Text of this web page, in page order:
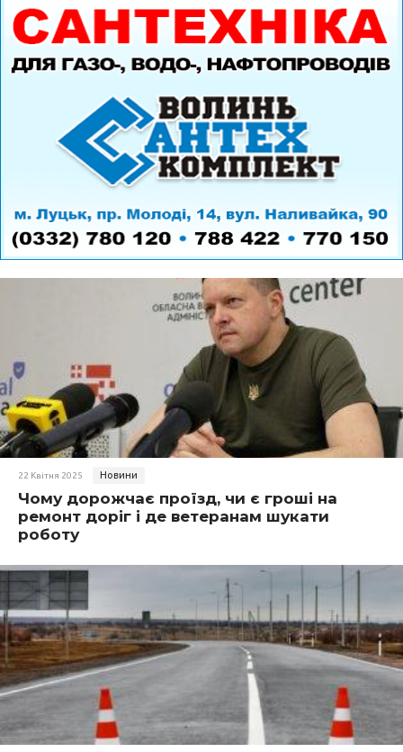
22 Квітня 2025 Новини
Чому дорожчає проїзд, чи є гроші на
ремонт доріг і де ветеранам шукати
роботу